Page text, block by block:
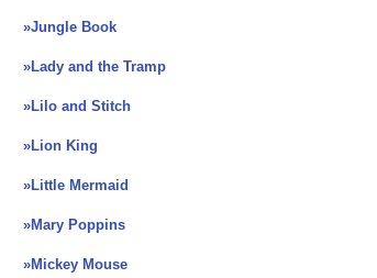
»Jungle Book
»Lady and the Tramp
»Lilo and Stitch
»Lion King
»Little Mermaid
»Mary Poppins
»Mickey Mouse